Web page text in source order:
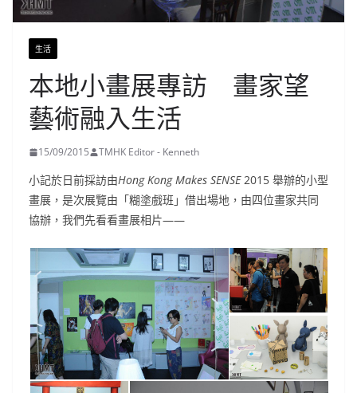
生活
本地小畫展專訪 畫家望
藝術融入生活
15/09/2015 TMHK Editor - Kenneth
小記於日前採訪由Hong Kong Makes SENSE2015 舉辦的小型
畫展，是次展覽由「糊塗戲班」借出場地，由四位畫家共同
協辦，我們先看看畫展相片——